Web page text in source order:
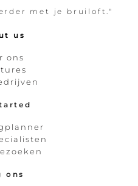
met je bruiloft."
us
ons
ons